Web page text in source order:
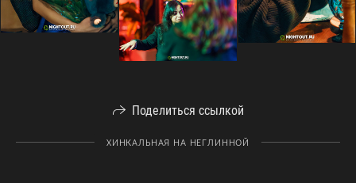
Поделиться ссылкой
ХИНКАЛЬНАЯ НА НЕГЛИННОЙ